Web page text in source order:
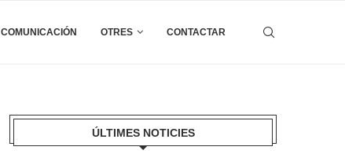
COMUNICACIÓN OTRES CONTACTAR
ÚLTIMES NOTICIES